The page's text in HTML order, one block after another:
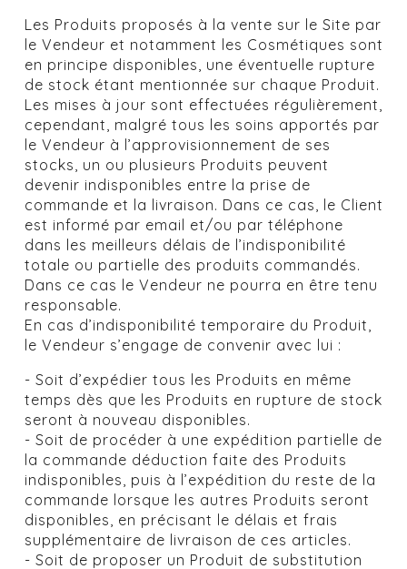
Les Produits proposés à la vente sur le Site par
le Vendeur et notamment les Cosmétiques sont
en principe disponibles, une éventuelle rupture
de stock étant mentionnée sur chaque Produit.
Les mises à jour sont effectuées régulièrement,
cependant, malgré tous les soins apportés par
le Vendeur à l’approvisionnement de ses
stocks, un ou plusieurs Produits peuvent
devenir indisponibles entre la prise de
commande et la livraison. Dans ce cas, le Client
est informé par email et/ou par téléphone
dans les meilleurs délais de l’indisponibilité
totale ou partielle des produits commandés.
Dans ce cas le Vendeur ne pourra en être tenu
responsable.
En cas d’indisponibilité temporaire du Produit,
le Vendeur s’engage de convenir avec lui :
- Soit d’expédier tous les Produits en même
temps dès que les Produits en rupture de stock
seront à nouveau disponibles.
- Soit de procéder à une expédition partielle de
la commande déduction faite des Produits
indisponibles, puis à l’expédition du reste de la
commande lorsque les autres Produits seront
disponibles, en précisant le délais et frais
supplémentaire de livraison de ces articles.
- Soit de proposer un Produit de substitution